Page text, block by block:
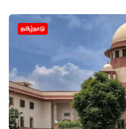
யுமான முனைவர் தொல்
தமிழ்நாடு